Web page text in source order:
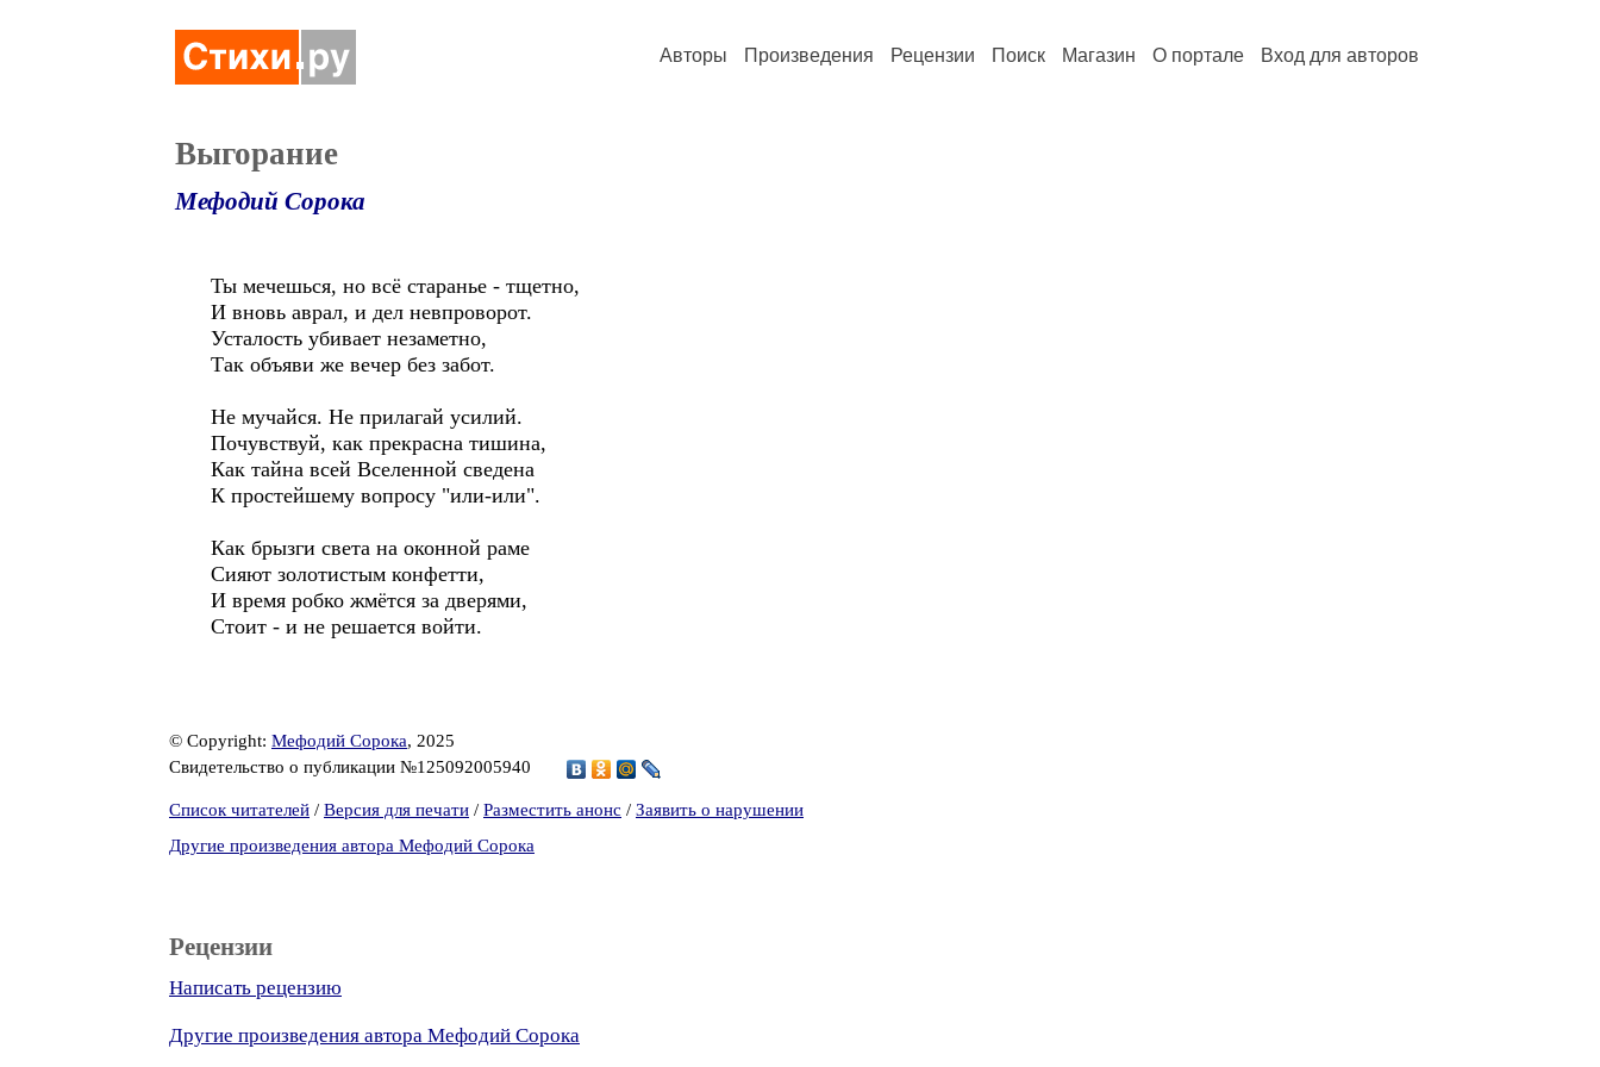
Авторы Произведения Рецензии Поиск Магазин О портале Вход для авторов
Выгорание
Мефодий Сорока
Ты мечешься, но всё старанье - тщетно,
И вновь аврал, и дел невпроворот.
Усталость убивает незаметно,
Так объяви же вечер без забот.
Не мучайся. Не прилагай усилий.
Почувствуй, как прекрасна тишина,
Как тайна всей Вселенной сведена
К простейшему вопросу "или-или".
Как брызги света на оконной раме
Сияют золотистым конфетти,
И время робко жмётся за дверями,
Стоит - и не решается войти.
© Copyright: Мефодий Сорока, 2025
Свидетельство о публикации №125092005940
Список читателей / Версия для печати / Разместить анонс / Заявить о нарушении
Другие произведения автора Мефодий Сорока
Рецензии
Написать рецензию
Другие произведения автора Мефодий Сорока